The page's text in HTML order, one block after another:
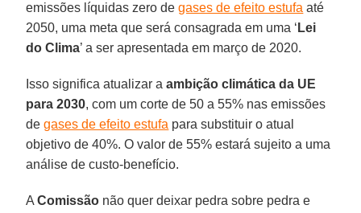
emissões líquidas zero de gases de efeito estufa até
2050, uma meta que será consagrada em uma ‘ Lei
do Clima’ a ser apresentada em março de 2020.
Isso significa atualizar a ambição climática da UE
para 2030, com um corte de 50 a 55% nas emissões
degases de efeito estufa para substituir o atual
objetivo de 40%. O valor de 55% estará sujeito a uma
análise de custo-benefício.
AComissão não quer deixar pedra sobre pedra e